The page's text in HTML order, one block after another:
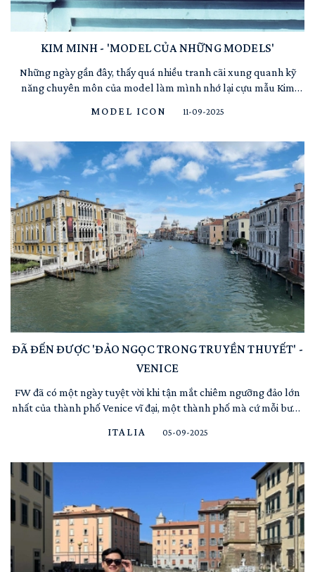
KIM MINH - 'MODEL CỦA NHỮNG MODELS'
Những ngày gần đây, thấy quá nhiều tranh cãi xung quanh kỹ
năng chuyên môn của model làm mình nhớ lại cựu mẫu Kim
như Anh Thư, Thanh Hằng… cũng không lấn sân diễn xuất hay
MODEL ICON 11-09-2025
ĐÃ ĐẾN ĐƯỢC 'ĐẢO NGỌC TRONG TRUYỀN THUYẾT' -
VENICE
FW đã có một ngày tuyệt vời khi tận mắt chiêm ngưỡng đảo lớn
nhất của thành phố Venice vĩ đại, một thành phố mà cứ mỗi bước
độc nhất vô nhị trên hành tinh, như bước vào một câu chuyện cổ
ITALIA 05-09-2025